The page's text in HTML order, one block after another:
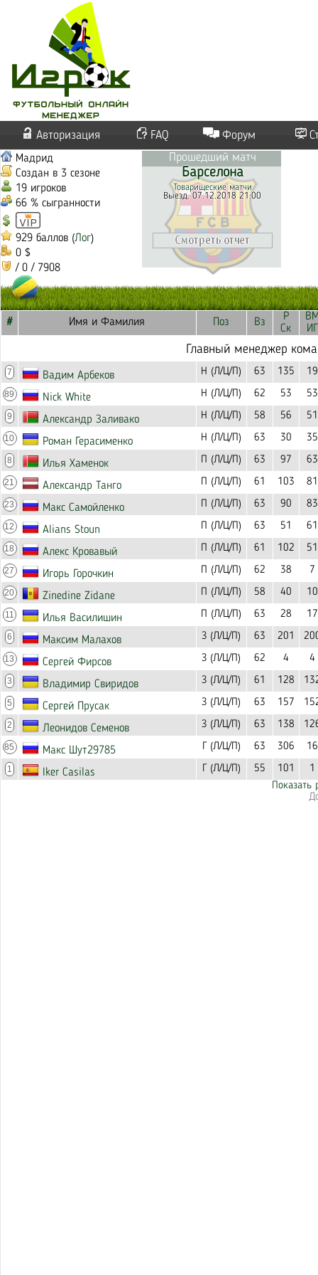
Авторизация FAQ Форум
Мадрид
Создан в 3 сезоне
19 игроков
66 % сыгранности
929 баллов (Лог)
0 $
/ 0 / 7908
Прошедший матч
Барселона
Товарищеские матчи
Выезд. 07.12.2018 21:00
# Имя и Фамилия Поз Вз
Р
Ск
ИГ
Главный менеджер
7 Вадим Арбеков Н (Л/Ц/П) 63 135 19
89 Nick White Н (Л/Ц/П) 62 53 53
9 Александр Заливако Н (Л/Ц/П) 58 56 51
10 Роман Герасименко Н (Л/Ц/П) 63 30 35
8 Илья Хаменок П (Л/Ц/П) 63 97 63
21 Александр Танго П (Л/Ц/П) 61 103 81
23 Макс Самойленко П (Л/Ц/П) 63 90 83
12 Alians Stoun П (Л/Ц/П) 63 51 61
18 Алекс Кровавый П (Л/Ц/П) 61 102 51
27 Игорь Горочкин П (Л/Ц/П) 62 38 7
20 Zinedine Zidane П (Л/Ц/П) 58 40 10
11 Илья Василишин П (Л/Ц/П) 63 28 17
6 Максим Малахов З (Л/Ц/П) 63 201
13 Сергей Фирсов З (Л/Ц/П) 62 4 4
3 Владимир Свиридов З (Л/Ц/П) 61 128
5 Сергей Прусак З (Л/Ц/П) 63 157
2 Леонидов Семенов З (Л/Ц/П) 63 138
85 Макс Шут29785 Г (Л/Ц/П) 63 306 16
1 Iker Casilas Г (Л/Ц/П) 55 101
1
Показать